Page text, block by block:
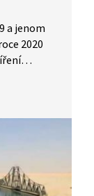
a jenom
2020